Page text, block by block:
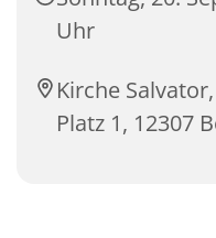
Uhr
Kirche
Platz 1, 12307